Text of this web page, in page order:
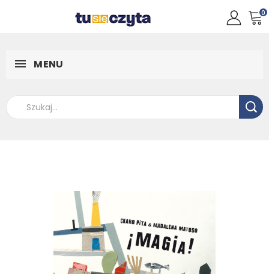
0
MENU